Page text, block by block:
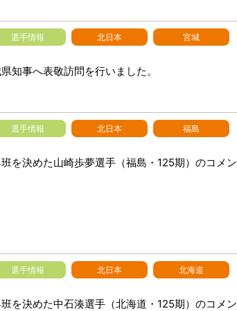
選手情報 北日本 宮城
知事へ表敬訪問を行いました。
選手情報 北日本 福島
を決めた山崎歩夢選手（福島・125期）のコメン
選手情報 北日本 北海道
を決めた中石湊選手（北海道・125期）のコメン